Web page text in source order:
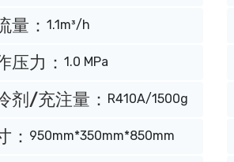
量： 1.1m³/h
压力： 1.0 MPa
剂/充注量： R410A/1500g
： 950mm*350mm*850mm